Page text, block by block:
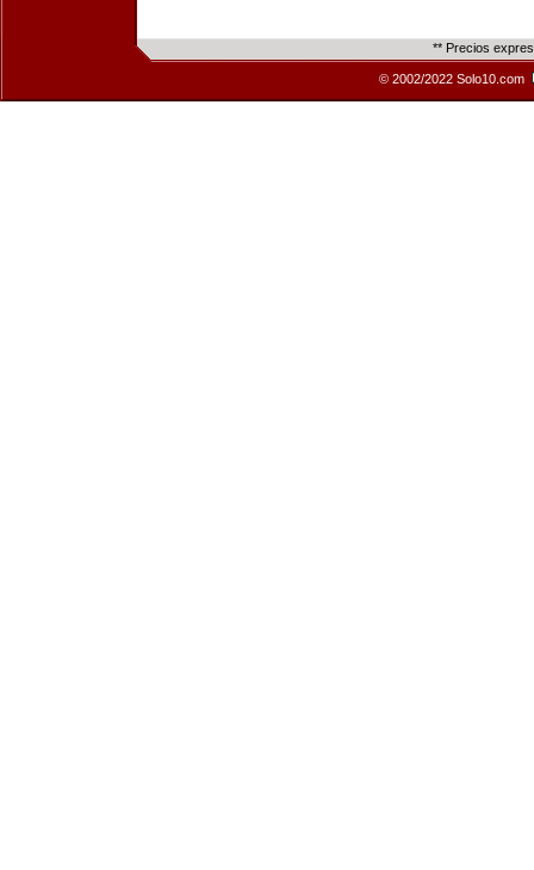
** Precios
© 2002/2022 Solo10.com